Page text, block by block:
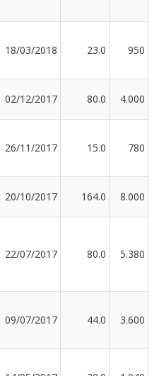
18/03/2018 23.0 950
02/12/2017 80.0 4.000
26/11/2017 15.0 780
20/10/2017 164.0 8.000
22/07/2017 80.0 5.380
09/07/2017 44.0 3.600